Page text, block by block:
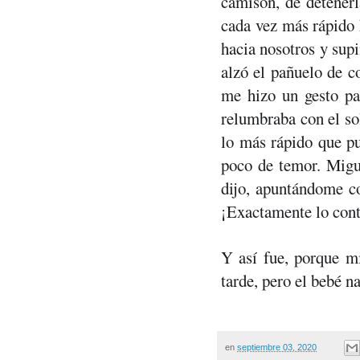
cada vez más
hacia nosotros y
alzó el pañuelo de
me hizo un gesto
relumbraba con el
lo más rápido que
poco de temor.
dijo, apuntándome
¡Exactamente lo
Y así fue, porque
tarde, pero el bebé
en septiembre 03, 2020